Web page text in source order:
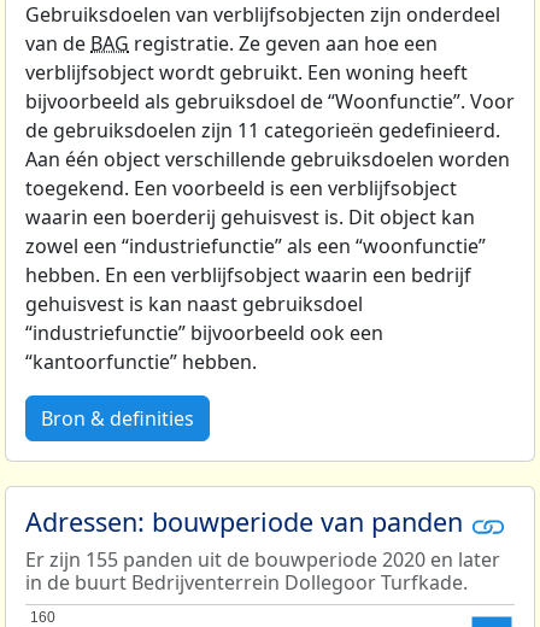
Gebruiksdoelen van verblijfsobjecten zijn onderdeel
van de BAG registratie. Ze geven aan hoe een
verblijfsobject wordt gebruikt. Een woning heeft
bijvoorbeeld als gebruiksdoel de “Woonfunctie”. Voor
de gebruiksdoelen zijn 11 categorieën gedefinieerd.
Aan één object verschillende gebruiksdoelen worden
toegekend. Een voorbeeld is een verblijfsobject
waarin een boerderij gehuisvest is. Dit object kan
zowel een “industriefunctie” als een “woonfunctie”
hebben. En een verblijfsobject waarin een bedrijf
gehuisvest is kan naast gebruiksdoel
“industriefunctie” bijvoorbeeld ook een
“kantoorfunctie” hebben.
Bron & definities
Adressen: bouwperiode van panden
Er zijn 155 panden uit de bouwperiode 2020 en later
in de buurt Bedrijventerrein Dollegoor Turfkade.
160
160